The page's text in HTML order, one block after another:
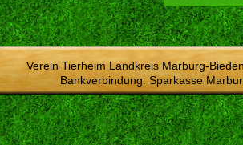
Verein Tierheim Landkreis Marburg-
Bankverbindung: Sparkasse